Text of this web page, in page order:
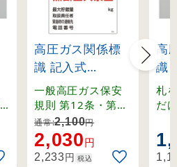
高圧ガス関係標
識 記入式
600×450mm LP
ガス供給設備 燃
火気厳禁 無断立
入禁止 (39304)
一般高圧ガス保安
規則 第12条・第13
条・第70条・関係
例示基準1-4-1,2、
その他。
通常:2,100円
2,030円
2,233円 税込
高
識
ン
プ
札
だ
り
プ